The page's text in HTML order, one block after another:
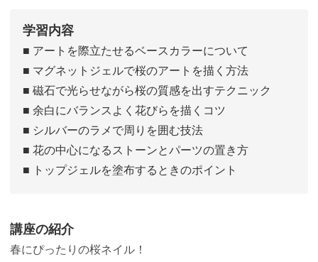
学習内容
■ アートを際立たせるベースカラーについて
■ マグネットジェルで桜のアートを描く方法
■ 磁石で光らせながら桜の質感を出すテクニック
■ 余白にバランスよく花びらを描くコツ
■ シルバーのラメで周りを囲む技法
■ 花の中心になるストーンとパーツの置き方
■ トップジェルを塗布するときのポイント
講座の紹介
春にぴったりの桜ネイル！